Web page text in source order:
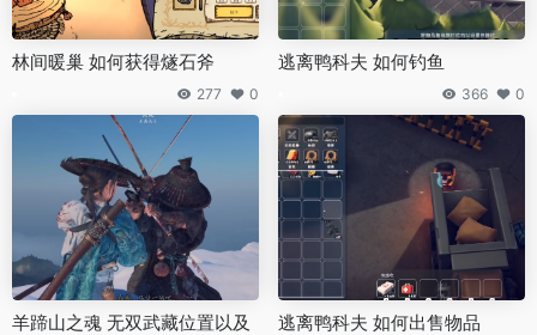
林间暖巢 如何获得燧石斧
277 0
逃离鸭科夫 如何钓鱼
366 0
羊蹄山之魂 无双武藏位置以及 逃离鸭科夫 如何出售物品